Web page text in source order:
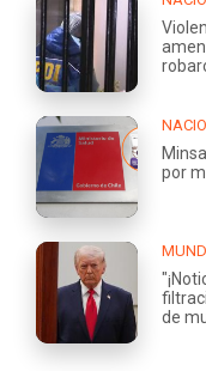
por
de